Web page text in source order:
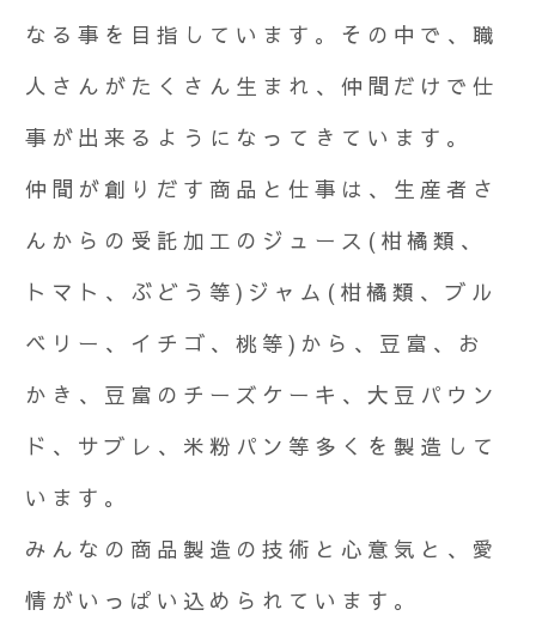
なる事を目指しています。その中で、職
人さんがたくさん生まれ、仲間だけで仕
事が出来るようになってきています。
仲間が創りだす商品と仕事は、生産者さ
んからの受託加工のジュース(柑橘類、
トマト、ぶどう等)ジャム(柑橘類、ブル
ベリー、イチゴ、桃等)から、豆富、お
かき、豆富のチーズケーキ、大豆パウン
ド、サブレ、米粉パン等多くを製造して
います。
みんなの商品製造の技術と心意気と、愛
情がいっぱい込められています。